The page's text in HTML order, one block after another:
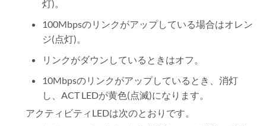
灯)。
100Mbpsのリンクがアップしている場合はオレン
ジ(点灯)。
リンクがダウンしているときはオフ。
10Mbpsのリンクがアップしているとき、消灯
し、ACT LEDが黄色(点滅)になります。
アクティビティLEDは次のとおりです。